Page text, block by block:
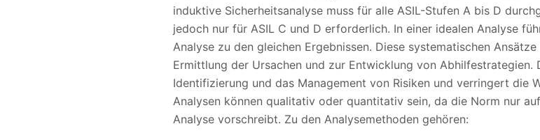
induktive Sicherheitsanalyse muss für alle ASIL-Stufen A bis D
jedoch nur für ASIL C und D erforderlich. In einer idealen Analyse
Analyse zu den gleichen Ergebnissen. Diese systematischen
Ermittlung der Ursachen und zur Entwicklung von
Identifizierung und das Management von Risiken und verringert die
Analysen können qualitativ oder quantitativ sein, da die Norm nur
Analyse vorschreibt. Zu den Analysemethoden gehören: